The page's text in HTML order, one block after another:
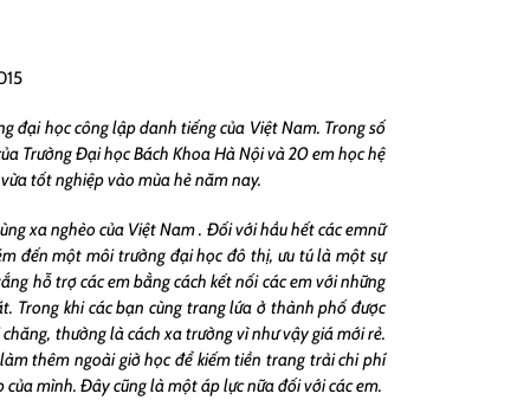
đại học công lập danh tiếng của Việt Nam. Trong số
Trường Đại học Bách Khoa Hà Nội và 20 em học hệ
tốt nghiệp vào mùa hè năm nay.
xa nghèo của Việt Nam . Đối với hầu hết các emnữ
đến một môi trường đại học đô thị, ưu tú là một sự
hỗ trợ các em bằng cách kết nối các em với những
Trong khi các bạn cùng trang lứa ở thành phố được
thường là cách xa trường vì như vậy giá mới rẻ.
thêm ngoài giờ học để kiếm tiền trang trải chi phí
mình. Đây cũng là một áp lực nữa đối với các em.